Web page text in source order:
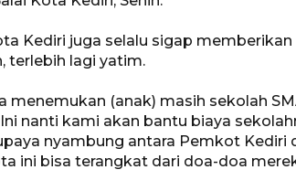
Kediri juga selalu sigap
terlebih lagi yatim.
menemukan (anak) masih sekolah
nanti kami akan bantu biaya
nyambung antara Pemkot Kediri
ini bisa terangkat dari doa-doa